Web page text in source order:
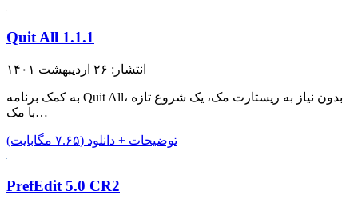
Quit All 1.1.1
انتشار: ۲۶ اردیبهشت ۱۴۰۱
به کمک برنامه Quit All، بدون نیاز به ریستارت مک، یک شروع تازه
با مک…
توضیحات + دانلود (۷.۶۵ مگابایت)
PrefEdit 5.0 CR2